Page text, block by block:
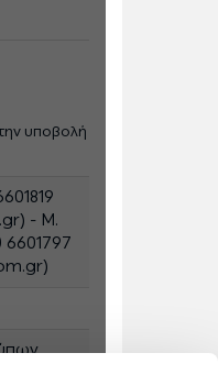
υποβολή
- Μ.
6601797